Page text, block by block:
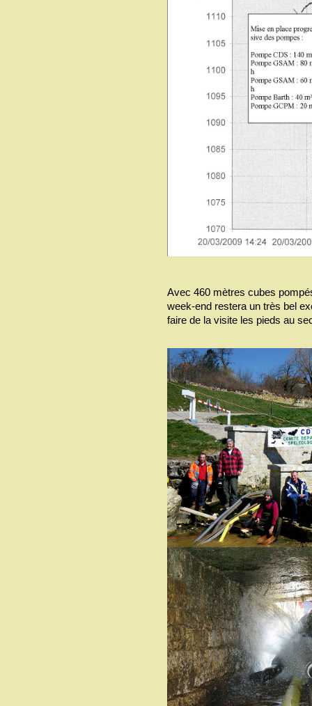
Avec 460 mètres cubes
week-end restera un très bel
faire de la visite les pieds au